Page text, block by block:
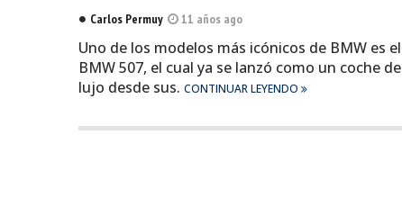
Carlos Permuy 11 años ago
Uno de los modelos más icónicos de BMW es el
BMW 507, el cual ya se lanzó como un coche de
lujo desde sus. CONTINUAR LEYENDO